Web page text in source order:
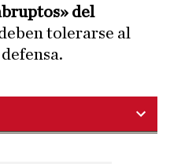
del
tolerarse al